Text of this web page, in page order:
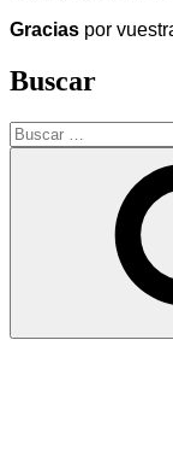
Gracias por
Buscar
Buscar
por: